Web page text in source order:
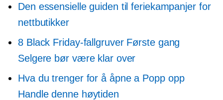
Den essensielle guiden til feriekampanjer for
nettbutikker
8 Black Friday-fallgruver Første gang
Selgere bør være klar over
Hva du trenger for å åpne a Popp opp
Handle denne høytiden